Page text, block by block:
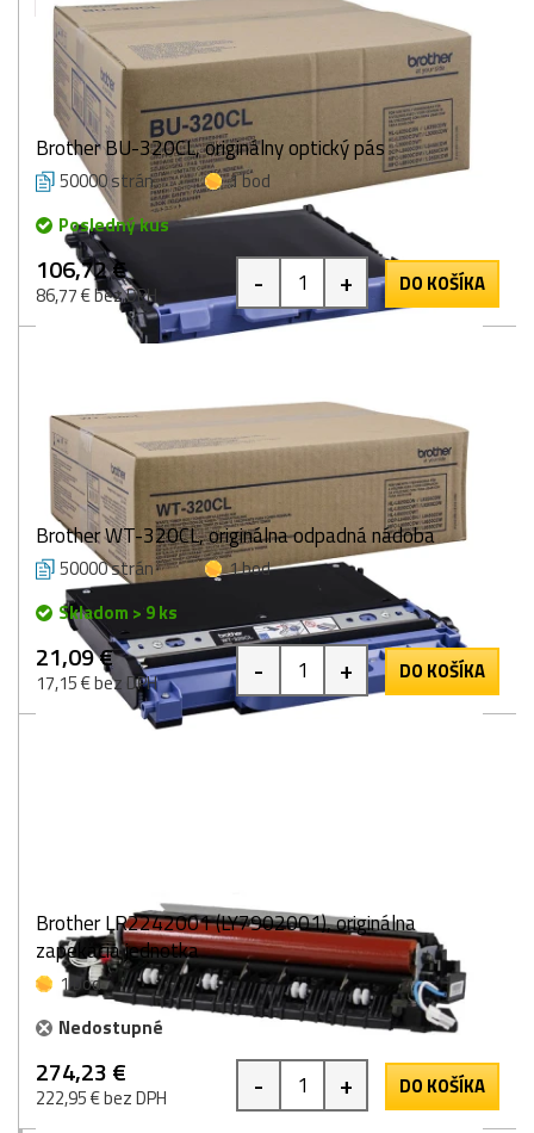
Brother BU-320CL, originálny optický pás
50000 strán
1 bod
Posledný kus
106,72 €
86,77 € bez DPH - + DO KOŠÍKA
Brother WT-320CL, originálna odpadná nádoba
50000 strán
1 bod
Skladom > 9 ks
21,09 €
17,15 € bez DPH - + DO KOŠÍKA
Brother LR2242001 (LY7902001), originálna
zapekacia jednotka
1 bod
Nedostupné
274,23 €
222,95 € bez DPH - + DO KOŠÍKA